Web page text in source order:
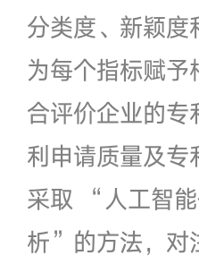
分类度、新颖度
为每个指标赋
合评价企业的专
利申请质量及专
采取 “人工智
析”的方法，对